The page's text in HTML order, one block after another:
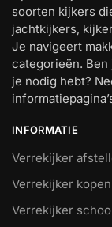
soorten kijkers
jachtkijkers,
Je navigeert
categorieën.
je nodig hebt?
INFORMATIE
Verrekijker
Verrekijker kopen
Verrekijker